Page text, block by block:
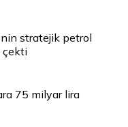
stratejik petrol
çekti
75 milyar lira